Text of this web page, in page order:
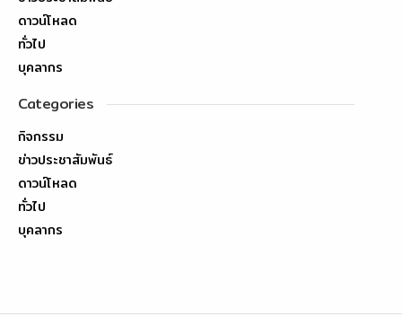
ดาวน์โหลด
ทั่วไป
บุคลากร
Categories
กิจกรรม
ข่าวประชาสัมพันธ์
ดาวน์โหลด
ทั่วไป
บุคลากร